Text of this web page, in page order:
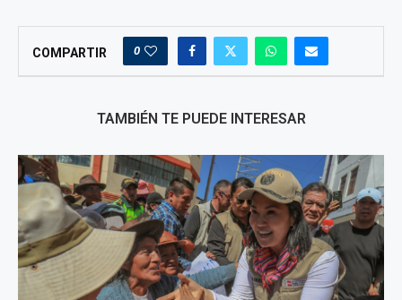
COMPARTIR 0
TAMBIÉN TE PUEDE INTERESAR